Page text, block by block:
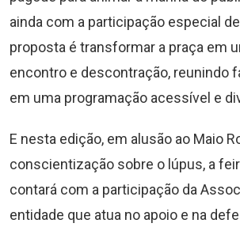
ainda com a participação especial
proposta é transformar a praça em
encontro e descontração, reunindo
em uma programação acessível e
E nesta edição, em alusão ao Maio
conscientização sobre o lúpus, a
contará com a participação da
entidade que atua no apoio e na